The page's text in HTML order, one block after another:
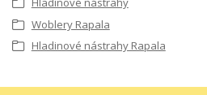
Woblery Rapala
Hladinové nástrahy Rapala